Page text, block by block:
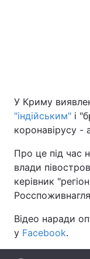
Головна
Економіка
Спорт
Техно і зв'язок
Зброя
У Криму
"індійським" і
коронавірусу -
Про це під час
влади
керівник
Відео наради
у Facebook.